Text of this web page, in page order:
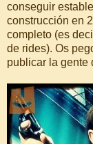
conseguir
construcción en
completo (es
de rides). Os
publicar la gente